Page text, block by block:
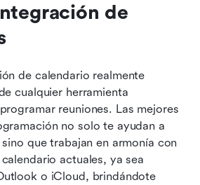
de
de calendario realmente
cualquier herramienta
reuniones. Las mejores
no solo te ayudan a
que trabajan en armonía con
actuales, ya sea
o iCloud, brindándote